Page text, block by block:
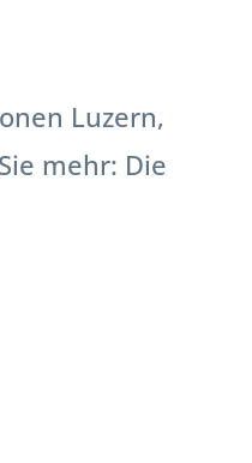
Luzern,
mehr: Die